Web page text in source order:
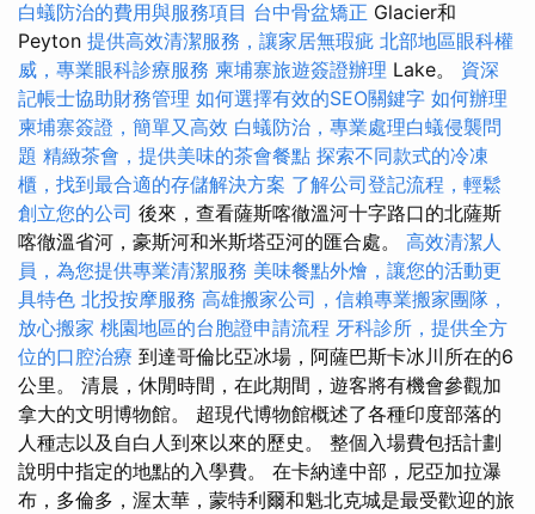
白蟻防治的費用與服務項目 台中骨盆矯正 Glacier和
Peyton 提供高效清潔服務，讓家居無瑕疵 北部地區眼科權
威，專業眼科診療服務 柬埔寨旅遊簽證辦理 Lake。 資深
記帳士協助財務管理 如何選擇有效的SEO關鍵字 如何辦理
柬埔寨簽證，簡單又高效 白蟻防治，專業處理白蟻侵襲問
題 精緻茶會，提供美味的茶會餐點 探索不同款式的冷凍
櫃，找到最合適的存儲解決方案 了解公司登記流程，輕鬆
創立您的公司 後來，查看薩斯喀徹溫河十字路口的北薩斯
喀徹溫省河，豪斯河和米斯塔亞河的匯合處。 高效清潔人
員，為您提供專業清潔服務 美味餐點外燴，讓您的活動更
具特色 北投按摩服務 高雄搬家公司，信賴專業搬家團隊，
放心搬家 桃園地區的台胞證申請流程 牙科診所，提供全方
位的口腔治療 到達哥倫比亞冰場，阿薩巴斯卡冰川所在的6
公里。 清晨，休閒時間，在此期間，遊客將有機會參觀加
拿大的文明博物館。 超現代博物館概述了各種印度部落的
人種志以及自白人到來以來的歷史。 整個入場費包括計劃
說明中指定的地點的入學費。 在卡納達中部，尼亞加拉瀑
布，多倫多，渥太華，蒙特利爾和魁北克城是最受歡迎的旅